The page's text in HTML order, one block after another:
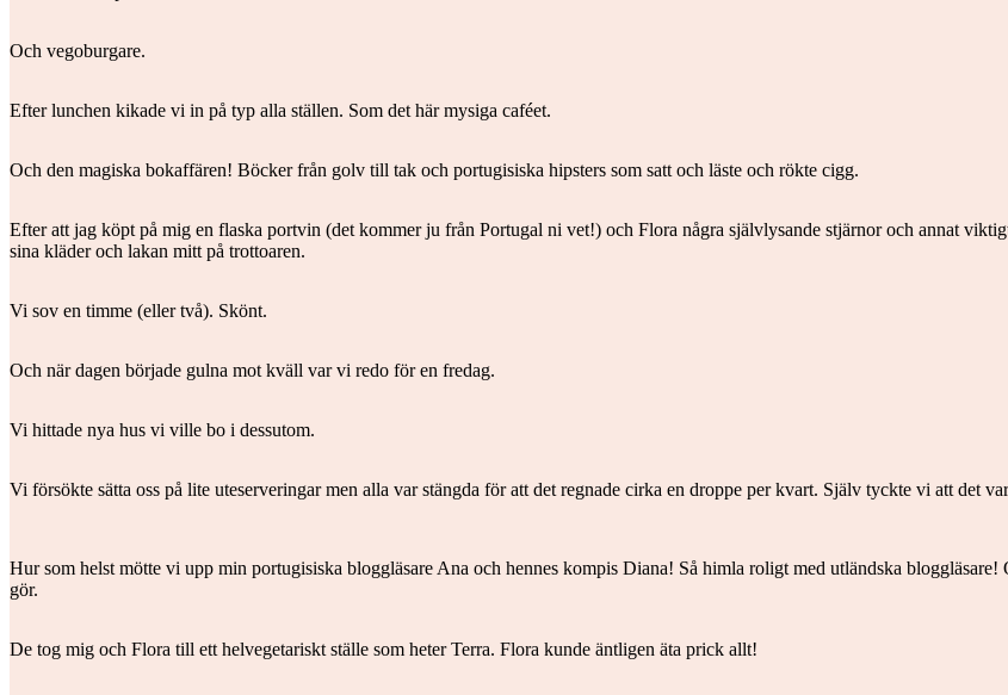
Och vegoburgare.
Efter lunchen kikade vi in på typ alla ställen. Som det här mysiga caféet.
Och den magiska bokaffären! Böcker från golv till tak och portugisiska hipsters som satt och läste och rökte cigg.
Efter att jag köpt på mig en flaska portvin (det kommer ju från Portugal ni vet!) och Flora några självlysande stjärnor och annat
sina kläder och lakan mitt på trottoaren.
Vi sov en timme (eller två). Skönt.
Och när dagen började gulna mot kväll var vi redo för en fredag.
Vi hittade nya hus vi ville bo i dessutom.
Vi försökte sätta oss på lite uteserveringar men alla var stängda för att det regnade cirka en droppe per kvart. Själv tyckte vi att det
Hur som helst mötte vi upp min portugisiska bloggläsare Ana och hennes kompis Diana! Så himla roligt med utländska
gör.
De tog mig och Flora till ett helvegetariskt ställe som heter Terra. Flora kunde äntligen äta prick allt!